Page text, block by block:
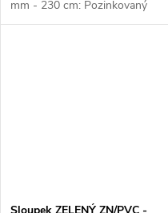
mm - 230 cm: Pozinkovaný
kulatý plotový sloupek průměru